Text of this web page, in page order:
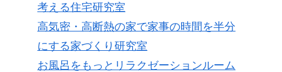
考える住宅研究室
高気密・高断熱の家で家事の時間を半分
にする家づくり研究室
お風呂をもっとリラクゼーションルーム